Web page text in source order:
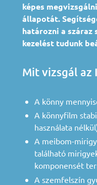
képes
állapotát.
határozni a száraz
kezelést tudunk
Mit vizsgál az
A könny
A könnyfilm
használata
A meibom-
található
komponensét
A szemfelszín